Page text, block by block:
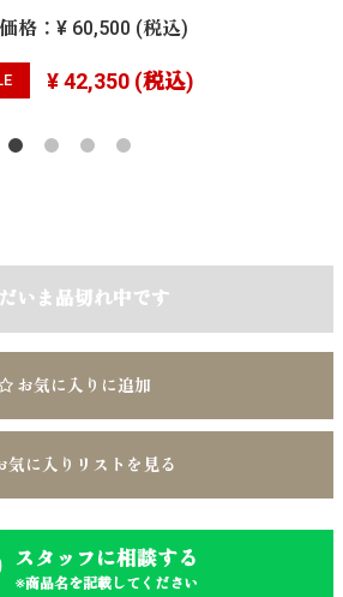
格： ¥ 60,500 (税込)
¥ 42,350(税込)
いま品切れ中です
お気に入りに追加
気に入りリストを見る
スタッフに相談する
※商品名を記載してください